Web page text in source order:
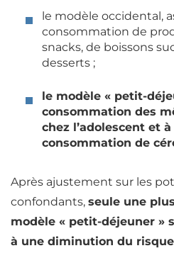
le modèle occidental,
consommation de
snacks, de boissons
desserts ;
le modèle « petit-
consommation des
chez l’adolescent et
consommation de
Après ajustement sur les
confondants, seule une
modèle « petit-déjeuner »
à une diminution du